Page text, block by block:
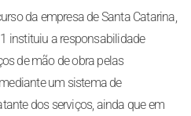
da empresa de Santa Catarina,
instituiu a responsabilidade
de mão de obra pelas
um sistema de
dos serviços, ainda que em